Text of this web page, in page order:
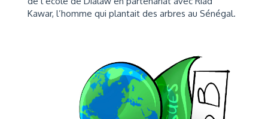
Kawar, l’homme qui plantait des arbres au Sénégal.